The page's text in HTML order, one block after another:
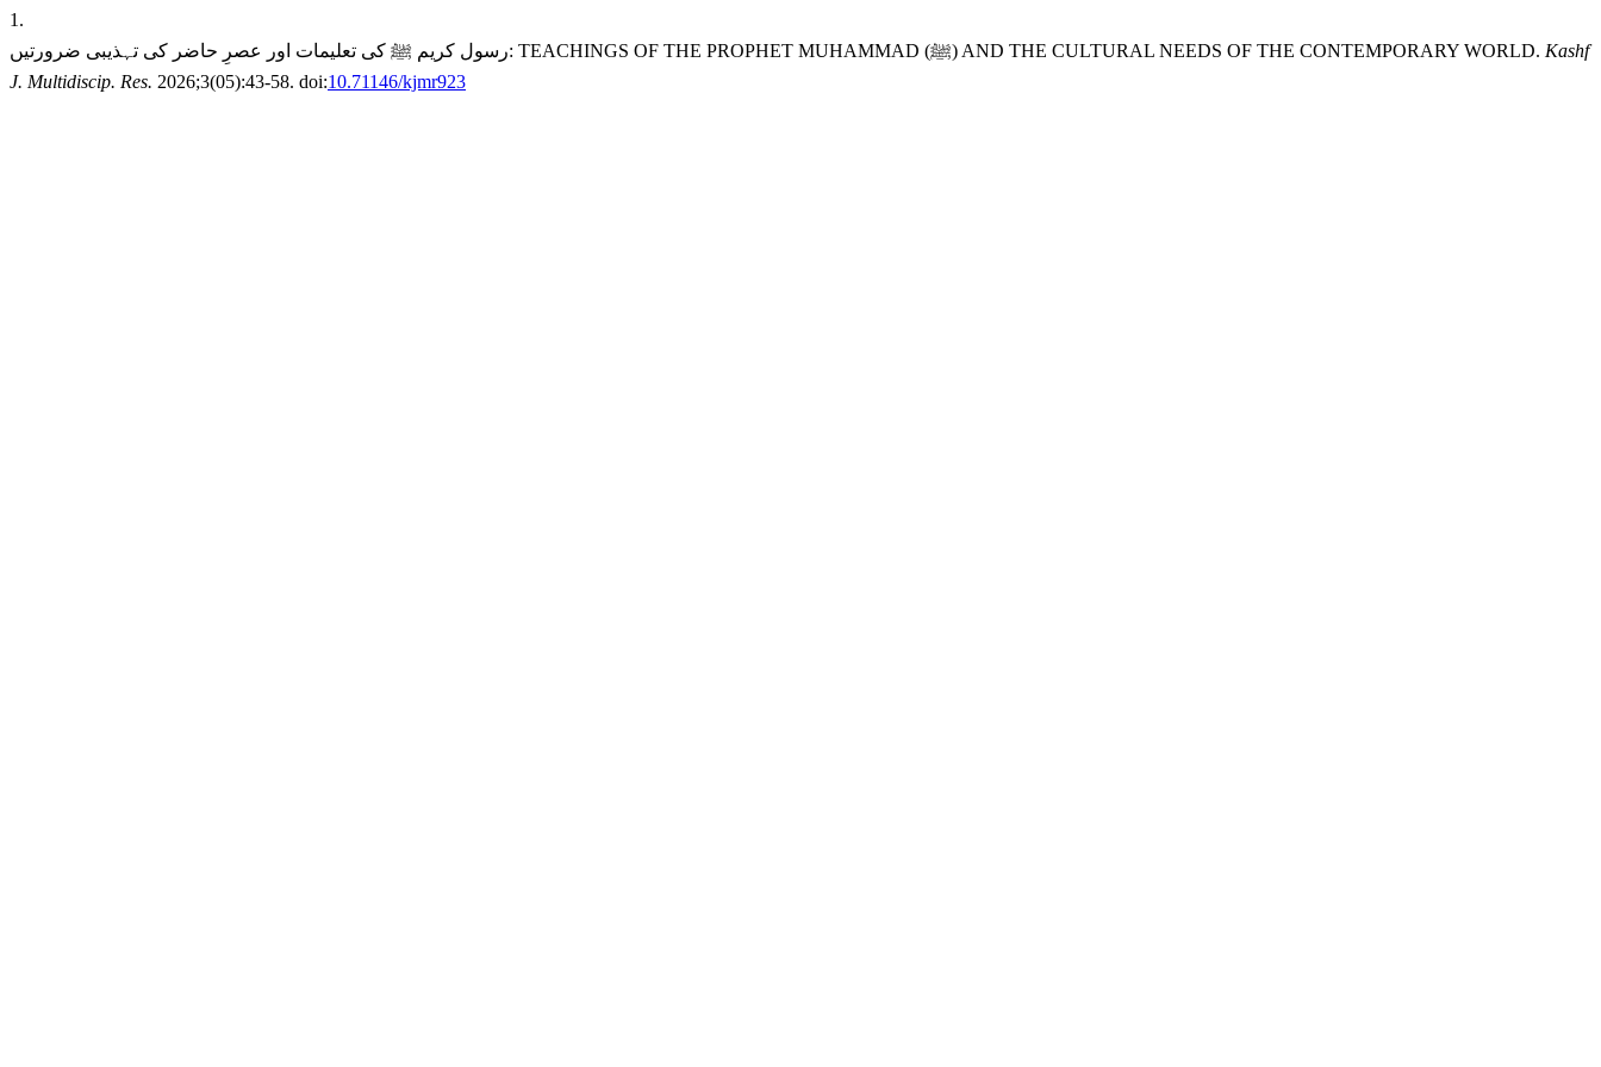
1.
رسول کریم ﷺ کی تعلیمات اور عصرِ حاضر کی تہذیبی ضرورتیں: TEACHINGS OF THE PROPHET MUHAMMAD (ﷺ) AND THE CULTURAL NEEDS OF THE CONTEMPORARY WORLD. Kashf
J. Multidiscip. Res. 2026;3(05):43-58. doi:10.71146/kjmr923